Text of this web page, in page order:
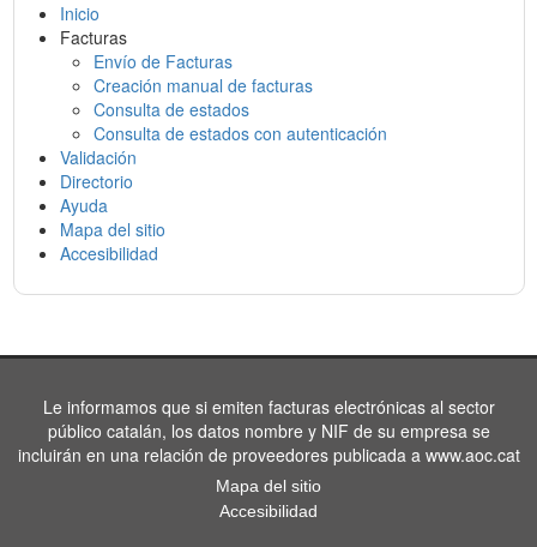
Inicio
Facturas
Envío de Facturas
Creación manual de facturas
Consulta de estados
Consulta de estados con autenticación
Validación
Directorio
Ayuda
Mapa del sitio
Accesibilidad
Le informamos que si emiten facturas electrónicas al sector
público catalán, los datos nombre y NIF de su empresa se
incluirán en una relación de proveedores publicada a www.aoc.cat
Mapa del sitio
Accesibilidad